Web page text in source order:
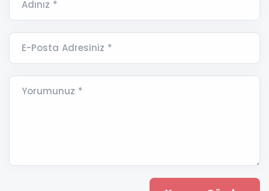
Adınız *
E-Posta Adresiniz *
Yorumunuz *